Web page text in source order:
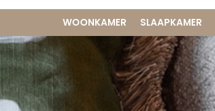
WOONKAMER SLAAPKAMER